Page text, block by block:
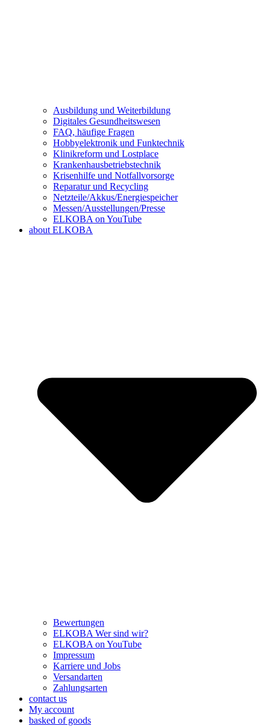
Ausbildung und Weiterbildung
Digitales Gesundheitswesen
FAQ, häufige Fragen
Hobbyelektronik und Funktechnik
Klinikreform und Lostplace
Krankenhausbetriebstechnik
Krisenhilfe und Notfallvorsorge
Reparatur und Recycling
Netzteile/Akkus/Energiespeicher
Messen/Ausstellungen/Presse
ELKOBA on YouTube
about ELKOBA
Bewertungen
ELKOBA Wer sind wir?
ELKOBA on YouTube
Impressum
Karriere und Jobs
Versandarten
Zahlungsarten
contact us
My account
basked of goods